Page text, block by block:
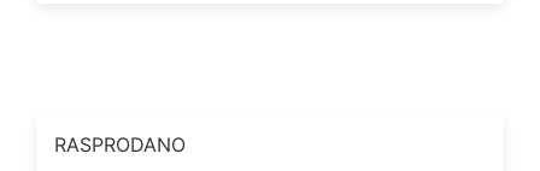
RASPRODANO